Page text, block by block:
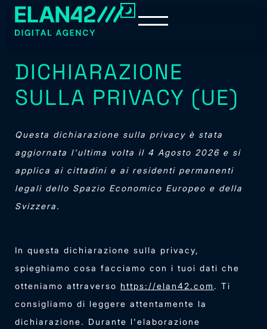
DICHIARAZIONE
SULLA PRIVACY (UE)
Questa dichiarazione sulla privacy è stata
aggiornata l'ultima volta il 4 Agosto 2026 e si
applica ai cittadini e ai residenti permanenti
legali dello Spazio Economico Europeo e della
Svizzera.
In questa dichiarazione sulla privacy,
spieghiamo cosa facciamo con i tuoi dati che
otteniamo attraverso https://elan42.com . Ti
consigliamo di leggere attentamente la
dichiarazione. Durante l'elaborazione